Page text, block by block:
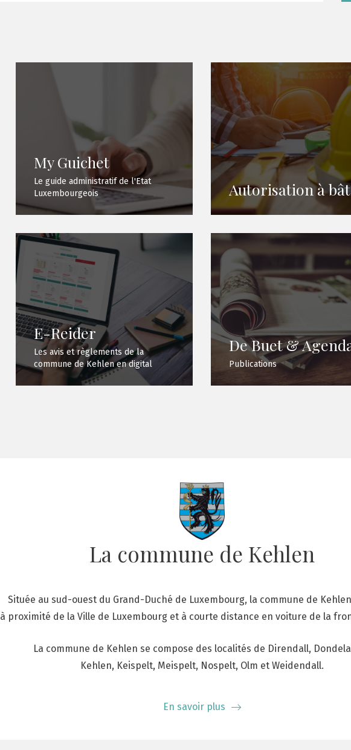
My Guichet
Le guide administratif de l'Etat
Luxembourgeois
Autorisation à
E-Reider
Les avis et règlements de la
commune de Kehlen en digital
De Buet &
Publications
La commune de Kehlen
Située au sud-ouest du Grand-Duché de Luxembourg, la commune de
à proximité de la Ville de Luxembourg et à courte distance en voiture de la
La commune de Kehlen se compose des localités de Direndall,
Kehlen, Keispelt, Meispelt, Nospelt, Olm et Weidendall.
En savoir plus